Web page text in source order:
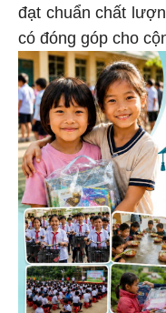
đạt chuẩn chất
có đóng góp cho